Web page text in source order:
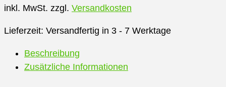
inkl. MwSt. zzgl. Versandkosten
Lieferzeit: Versandfertig in 3 - 7 Werktage
Beschreibung
Zusätzliche Informationen